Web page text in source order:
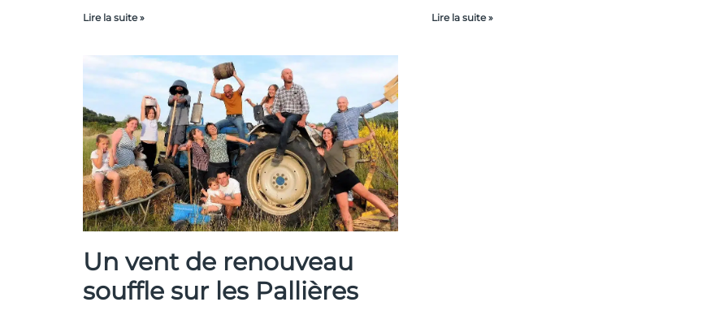
Lire la suite » Lire la suite »
Un vent de renouveau
souffle sur les Pallières